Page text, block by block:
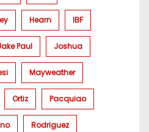
Hearn IBF
Paul Joshua
Mayweather
Ortiz Pacquiao
Rodriguez